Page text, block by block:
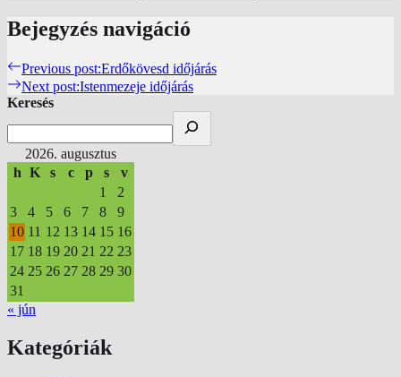
Bejegyzés navigáció
Previous post:Erdőkövesd időjárás
Next post:Istenmezeje időjárás
Keresés
2026. augusztus
h K s c p s
v
1
2
3
4 5 6 7 8
9
10 11 12 13 14 15 16
17 18 19 20 21 22 23
24 25 26 27 28 29 30
31
« jún
Kategóriák